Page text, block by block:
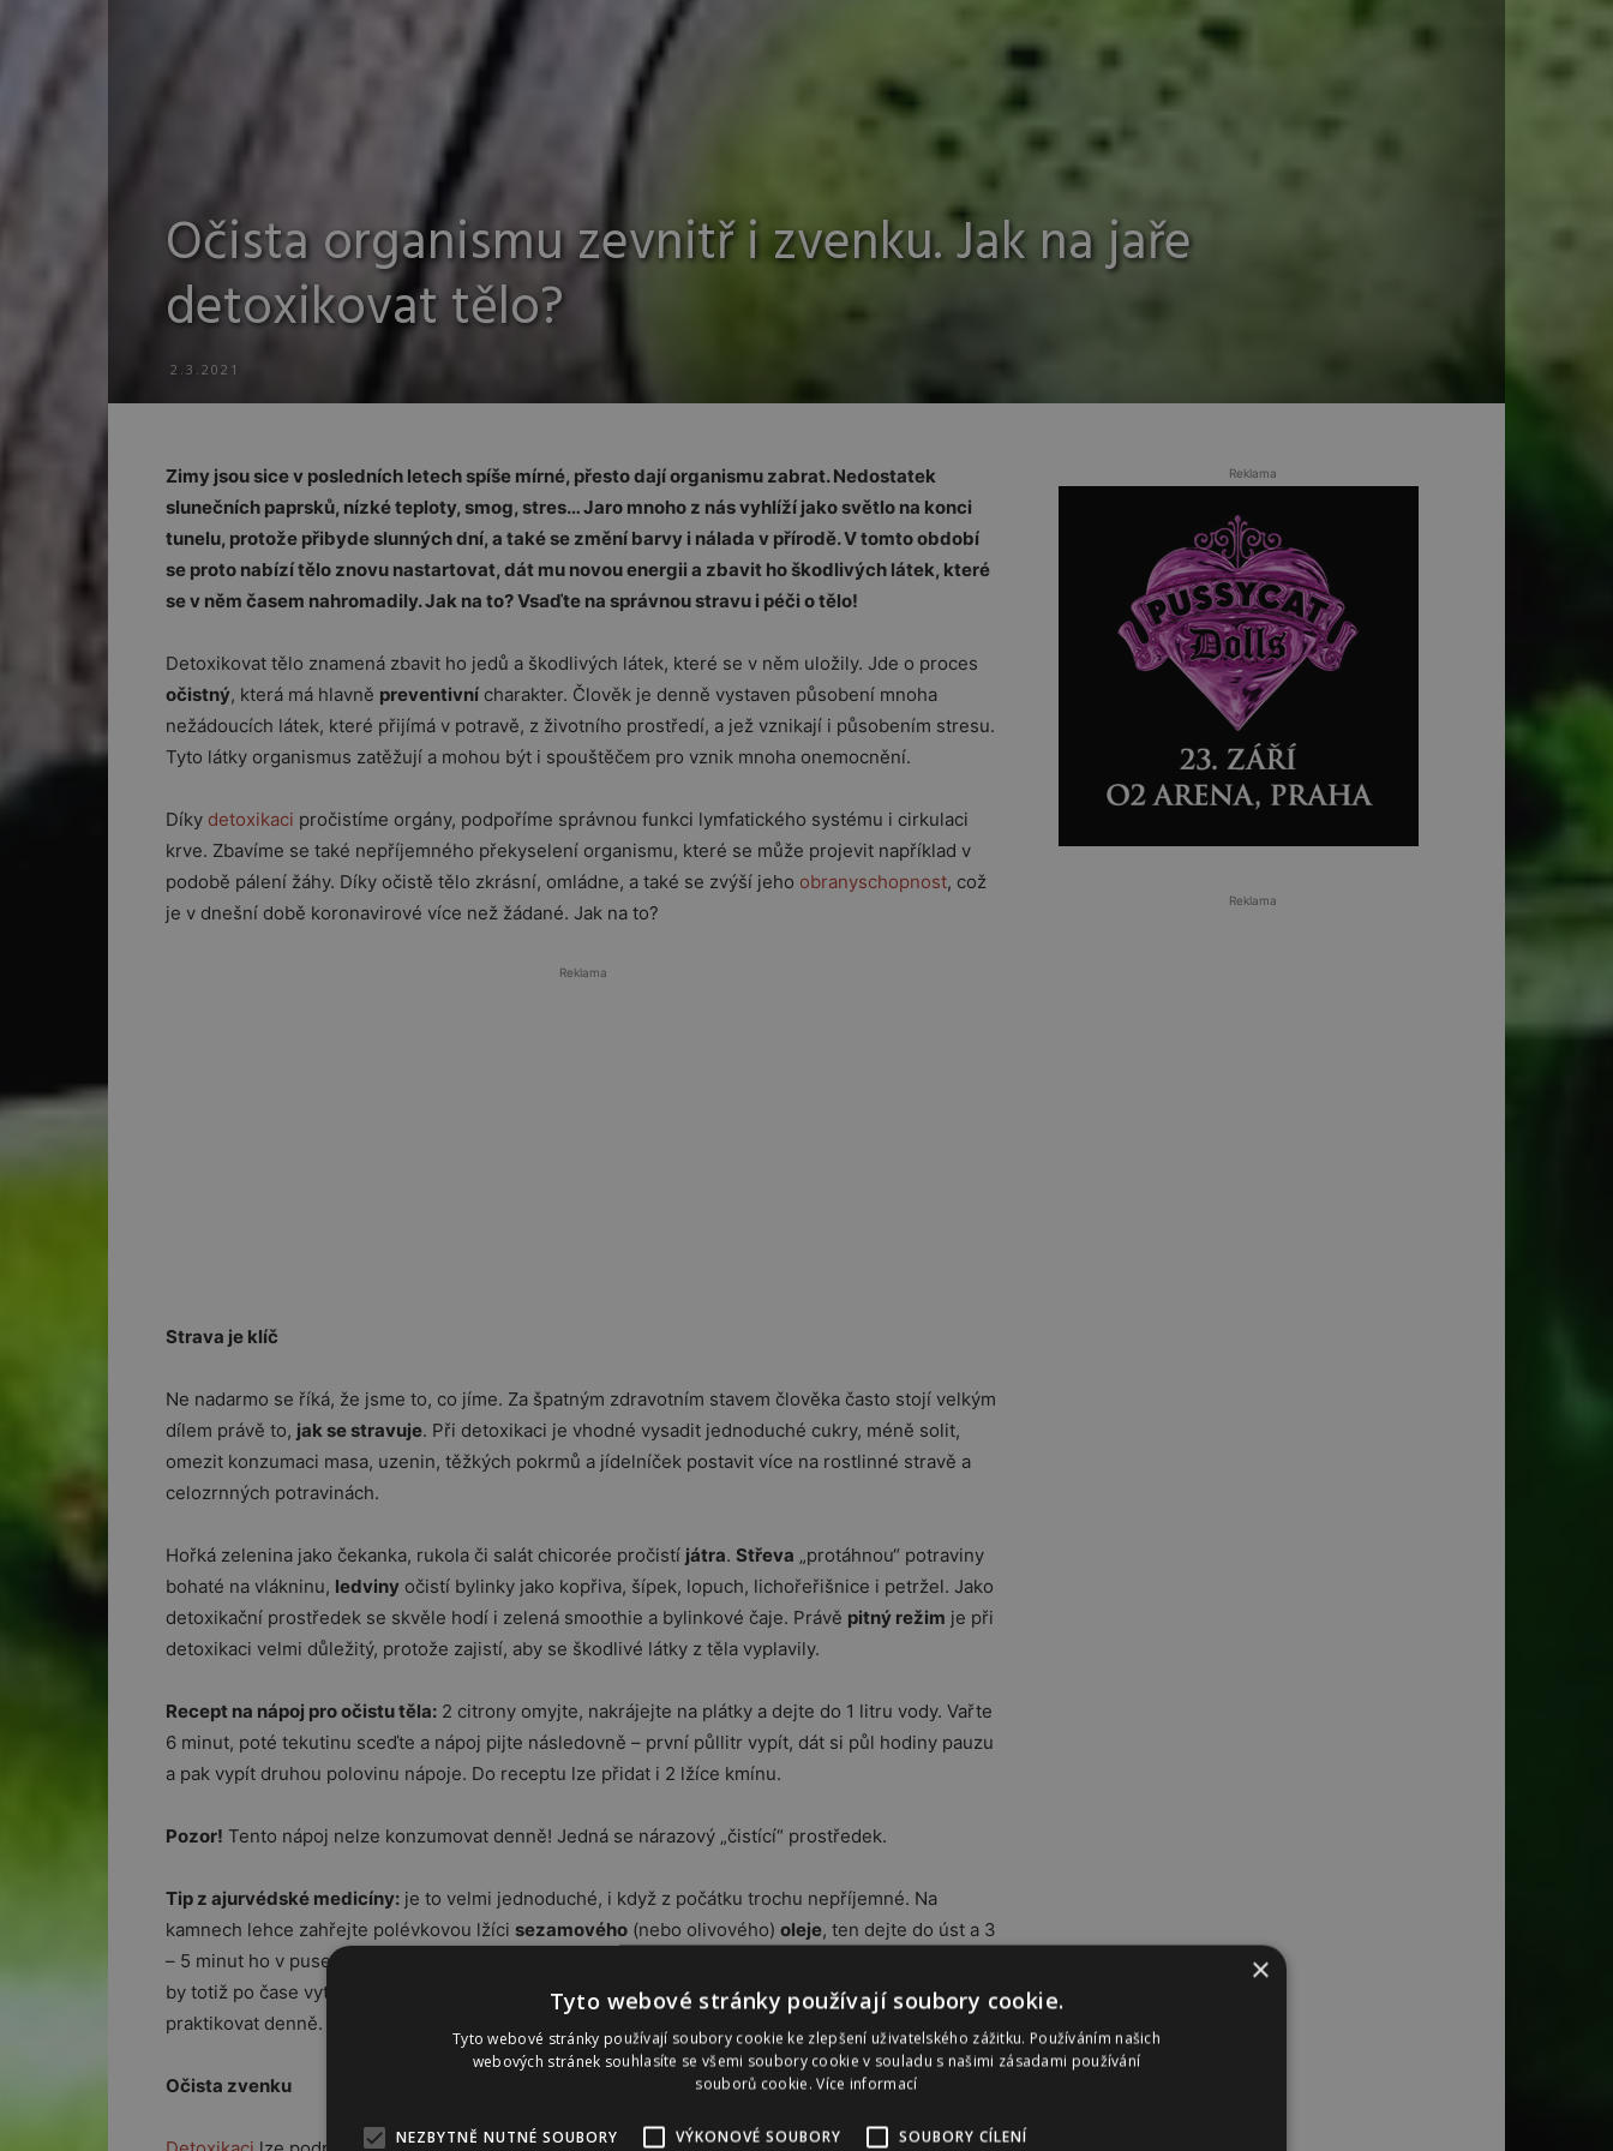
Očista organismu zevnitř i zvenku. Jak na jaře
detoxikovat tělo?
2.3.2021
Zimy jsou sice v posledních letech spíše mírné, přesto dají organismu zabrat. Nedostatek
slunečních paprsků, nízké teploty, smog, stres… Jaro mnoho z nás vyhlíží jako světlo na konci
tunelu, protože přibyde slunných dní, a také se změní barvy i nálada v přírodě. V tomto období
se proto nabízí tělo znovu nastartovat, dát mu novou energii a zbavit ho škodlivých látek, které
se v něm časem nahromadily. Jak na to? Vsaďte na správnou stravu i péči o tělo!
Detoxikovat tělo znamená zbavit ho jedů a škodlivých látek, které se v něm uložily. Jde o proces
očistný, která má hlavně preventivní charakter. Člověk je denně vystaven působení mnoha
nežádoucích látek, které přijímá v potravě, z životního prostředí, a jež vznikají i působením stresu.
Tyto látky organismus zatěžují a mohou být i spouštěčem pro vznik mnoha onemocnění.
Díky detoxikaci pročistíme orgány, podpoříme správnou funkci lymfatického systému i cirkulaci
krve. Zbavíme se také nepříjemného překyselení organismu, které se může projevit například v
podobě pálení žáhy. Díky očistě tělo zkrásní, omládne, a také se zvýší jeho obranyschopnost, což
je v dnešní době koronavirové více než žádané. Jak na to?
Reklama
Strava je klíč
Ne nadarmo se říká, že jsme to, co jíme. Za špatným zdravotním stavem člověka často stojí velkým
dílem právě to, jak se stravuje. Při detoxikaci je vhodné vysadit jednoduché cukry, méně solit,
omezit konzumaci masa, uzenin, těžkých pokrmů a jídelníček postavit více na rostlinné stravě a
celozrnných potravinách.
Hořká zelenina jako čekanka, rukola či salát chicorée pročistí játra. Střeva „protáhnou“ potraviny
bohaté na vlákninu, ledviny očistí bylinky jako kopřiva, šípek, lopuch, lichořeřišnice i petržel. Jako
detoxikační prostředek se skvěle hodí i zelená smoothie a bylinkové čaje. Právě pitný režim je při
detoxikaci velmi důležitý, protože zajistí, aby se škodlivé látky z těla vyplavily.
Recept na nápoj pro očistu těla: 2 citrony omyjte, nakrájejte na plátky a dejte do 1 litru vody. Vařte
6 minut, poté tekutinu sceďte a nápoj pijte následovně – první půllitr vypít, dát si půl hodiny pauzu
a pak vypít druhou polovinu nápoje. Do receptu lze přidat i 2 lžíce kmínu.
Pozor! Tento nápoj nelze konzumovat denně! Jedná se nárazový „čistící“ prostředek.
Tip z ajurvédské medicíny: je to velmi jednoduché, i když z počátku trochu nepříjemné. Na
kamnech lehce zahřejte polévkovou lžíci sezamového (nebo olivového) oleje, ten dejte do úst a 3
– 5 minut ho v puse poválejte. Poté ho vyplivněte ne do umyvadla, ale do odpadkového koše. Olej
by totiž po čase vytvořil v odpadní trubce špunt a havárie by byla na světě. Tuto kůru lze
praktikovat denně.
Očista zvenku
Reklama
Reklama
×
Tyto webové stránky používají soubory cookie.
Tyto webové stránky používají soubory cookie ke zlepšení uživatelského zážitku. Používáním našich
webových stránek souhlasíte se všemi soubory cookie v souladu s našimi zásadami používání
souborů cookie.Více informací
NEZBYTNĚ NUTNÉ SOUBORY VÝKONOVÉ SOUBORY SOUBORY CÍLENÍ